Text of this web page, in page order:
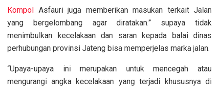
Kompol
Asfauri juga memberikan masukan terkait Jalan
yang bergelombang agar diratakan.” supaya tidak
menimbulkan kecelakaan dan saran kepada balai dinas
perhubungan provinsi Jateng bisa memperjelas marka jalan.
“Upaya-upaya ini merupakan untuk mencegah atau
mengurangi angka kecelakaan yang terjadi khususnya di